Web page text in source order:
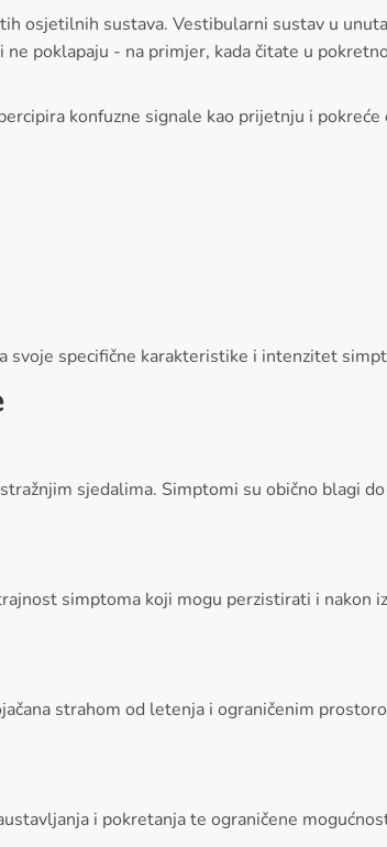
osjetilnih sustava. Vestibularni sustav u
poklapaju - na primjer, kada čitate u
konfuzne signale kao prijetnju i
svoje specifične karakteristike i intenzitet
sjedalima. Simptomi su obično blagi
simptoma koji mogu perzistirati i nakon
strahom od letenja i ograničenim
i pokretanja te ograničene